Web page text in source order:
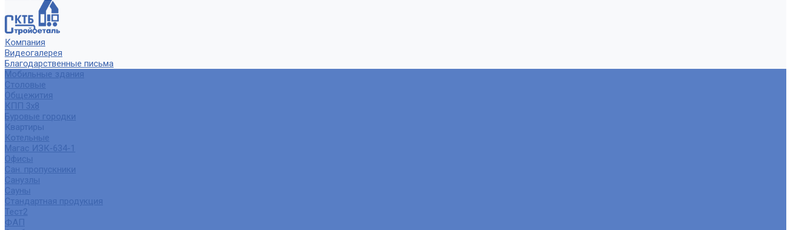
Компания
Видеогалерея
Благодарственные письма
Мобильные здания
Столовые
Общежития
КПП 3х8
Буровые городки
Квартиры
Котельные
Магас ИЗК-634-1
Офисы
Сан. пропускники
Санузлы
Сауны
Стандартная продукция
Тест2
ФАП